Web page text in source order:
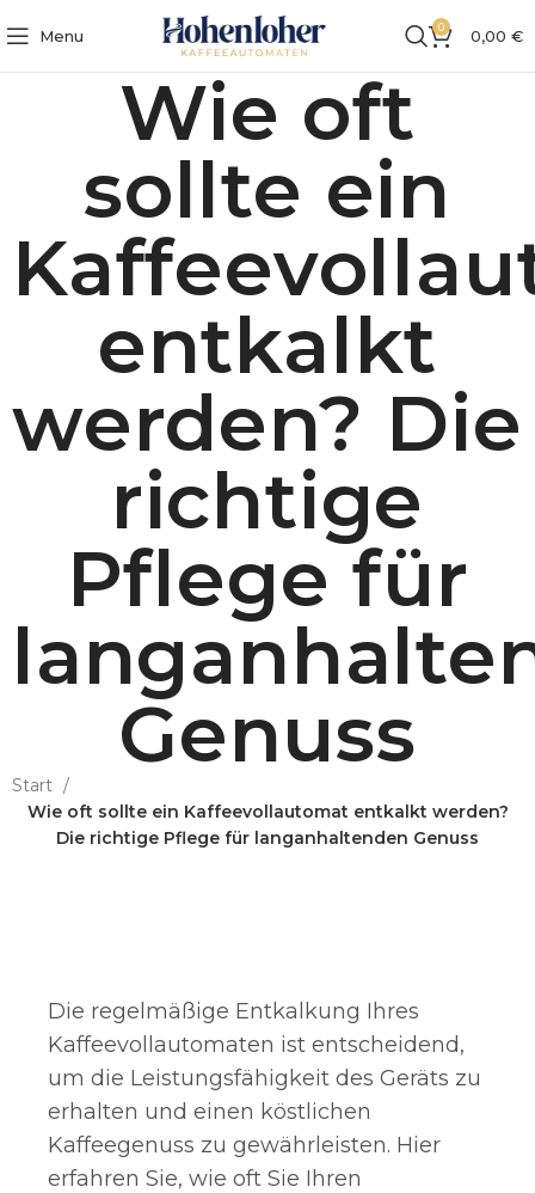
Menu 0 0,00 €
Wie oft
sollte ein
entkalkt
werden? Die
richtige
Pflege für
Genuss
Start
Wie oft sollte ein Kaffeevollautomat entkalkt werden?
Die richtige Pflege für langanhaltenden Genuss
Die regelmäßige Entkalkung Ihres
Kaffeevollautomaten ist entscheidend,
um die Leistungsfähigkeit des Geräts zu
erhalten und einen köstlichen
Kaffeegenuss zu gewährleisten. Hier
erfahren Sie, wie oft Sie Ihren